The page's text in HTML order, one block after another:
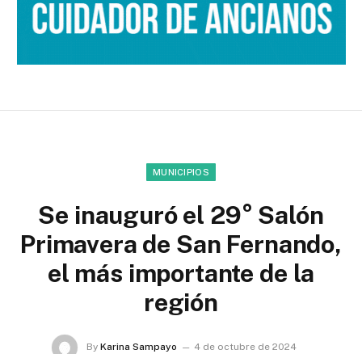
MUNICIPIOS
Se inauguró el 29° Salón
Primavera de San Fernando,
el más importante de la
región
By Karina Sampayo
4 de octubre de 2024